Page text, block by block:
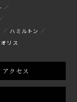
ハミルトン
オリス
アクセス